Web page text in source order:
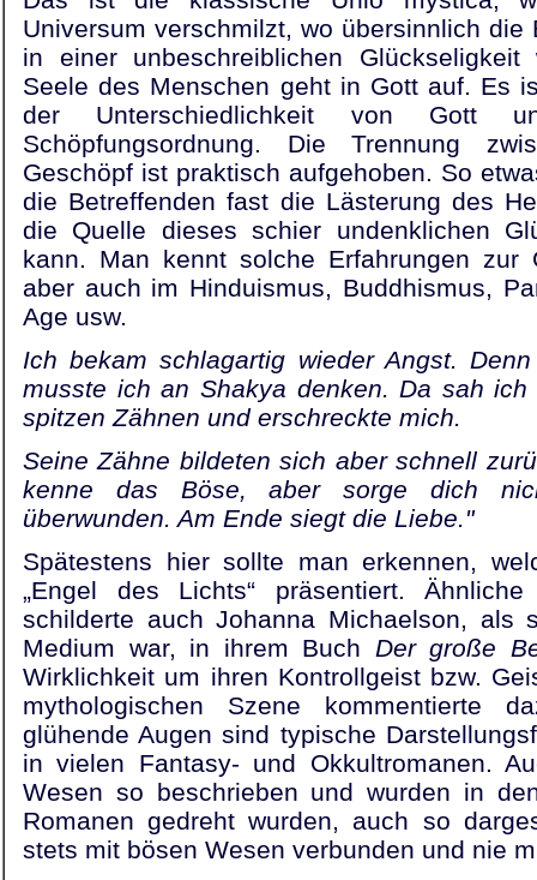
Universum verschmilzt, wo übersinnlich
in einer unbeschreiblichen Glückseligkeit
Seele des Menschen geht in Gott auf. Es
der Unterschiedlichkeit von Gott
Schöpfungsordnung. Die Trennung
Geschöpf ist praktisch aufgehoben. So
die Betreffenden fast die Lästerung des
die Quelle dieses schier undenklichen
kann. Man kennt solche Erfahrungen zur
aber auch im Hinduismus, Buddhismus,
Age usw.
Ich bekam schlagartig wieder Angst.
musste ich an Shakya denken. Da sah
spitzen Zähnen und er­schreckte mich.
Seine Zähne bildeten sich aber schnell
kenne das Böse, aber sorge dich
überwunden. Am Ende siegt die Liebe."
Spätestens hier sollte man erkennen,
„Engel des Lichts“ präsentiert. Ähnliche
schilderte auch Johanna Michaelson, als
Medium war, in ihrem Buch Der große
Wirklichkeit um ihren Kontrollgeist bzw.
mythologischen Szene kommentierte
glühende Augen sind typische
in vielen Fantasy- und Okkultromanen.
Wesen so beschrieben und wurden in
Romanen gedreht wurden, auch so
stets mit bösen Wesen verbunden und nie